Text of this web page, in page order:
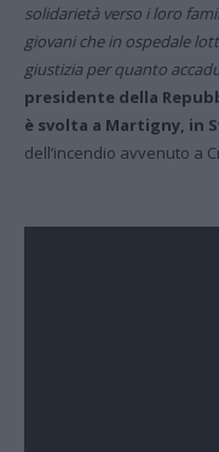
solidarietà verso i loro
giovani che in ospedale
giustizia per quanto
presidente della
è svolta a Martigny, in
dell’incendio avvenuto a